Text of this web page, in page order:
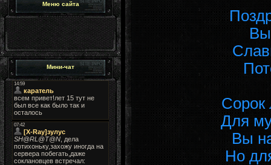
Меню сайта
Мини-чат
Вы
Сорок
Для
Вы
Но